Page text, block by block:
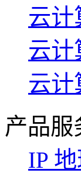
云计
云计
云计
产品服
IP